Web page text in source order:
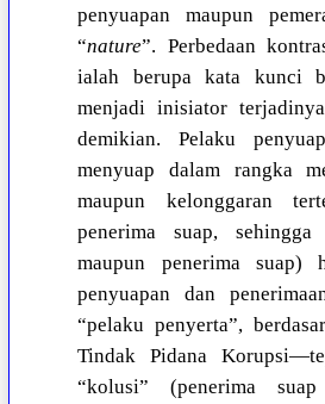
penyuapan maupun
“nature”. Perbedaan
ialah berupa kata kunci
menjadi inisiator
demikian. Pelaku
menyuap dalam rangka
maupun kelonggaran
penerima suap, sehingga
maupun penerima suap)
penyuapan dan
“pelaku penyerta”,
Tindak Pidana
“kolusi” (penerima